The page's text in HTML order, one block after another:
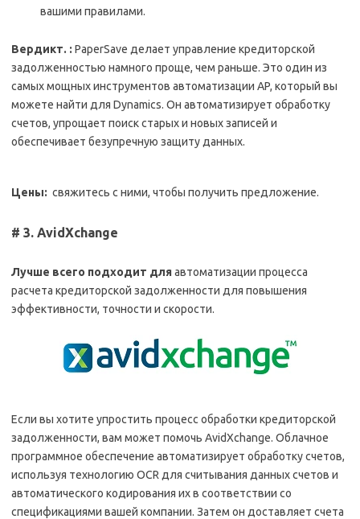
вашими правилами.
Вердикт. : PaperSave делает управление кредиторской
задолженностью намного проще, чем раньше. Это один из
самых мощных инструментов автоматизации AP, который вы
можете найти для Dynamics. Он автоматизирует обработку
счетов, упрощает поиск старых и новых записей и
обеспечивает безупречную защиту данных.
Цены: свяжитесь с ними, чтобы получить предложение.
# 3. AvidXchange
Лучше всего подходит дляавтоматизации процесса
расчета кредиторской задолженности для повышения
эффективности, точности и скорости.
Если вы хотите упростить процесс обработки кредиторской
задолженности, вам может помочь AvidXchange. Облачное
программное обеспечение автоматизирует обработку счетов,
используя технологию OCR для считывания данных счетов и
автоматического кодирования их в соответствии со
спецификациями вашей компании. Затем он доставляет счета